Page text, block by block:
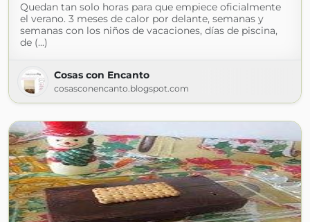
Quedan tan solo horas para que empiece oficialmente
el verano. 3 meses de calor por delante, semanas y
semanas con los niños de vacaciones, días de piscina,
de (...)
Cosas con Encanto
cosasconencanto.blogspot.com